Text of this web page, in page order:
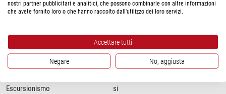
oggetti come un berretto o dei guanti.
Taglia
M
Adatto per ...
Uomini
Utilizzo
Caccia
si
Escursionismo
si
nostri partner pubblicitari e analitici, che possono combinarle con altre informazioni
che avete fornito loro o che hanno raccolto dall'utilizzo dei loro servizi.
Accettare tutti
Negare No, aggiusta